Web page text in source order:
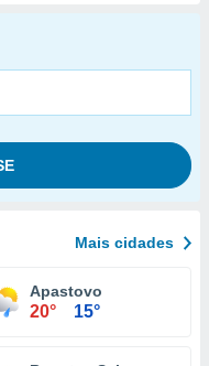
Mais cidades
Apastovo
20° 15°